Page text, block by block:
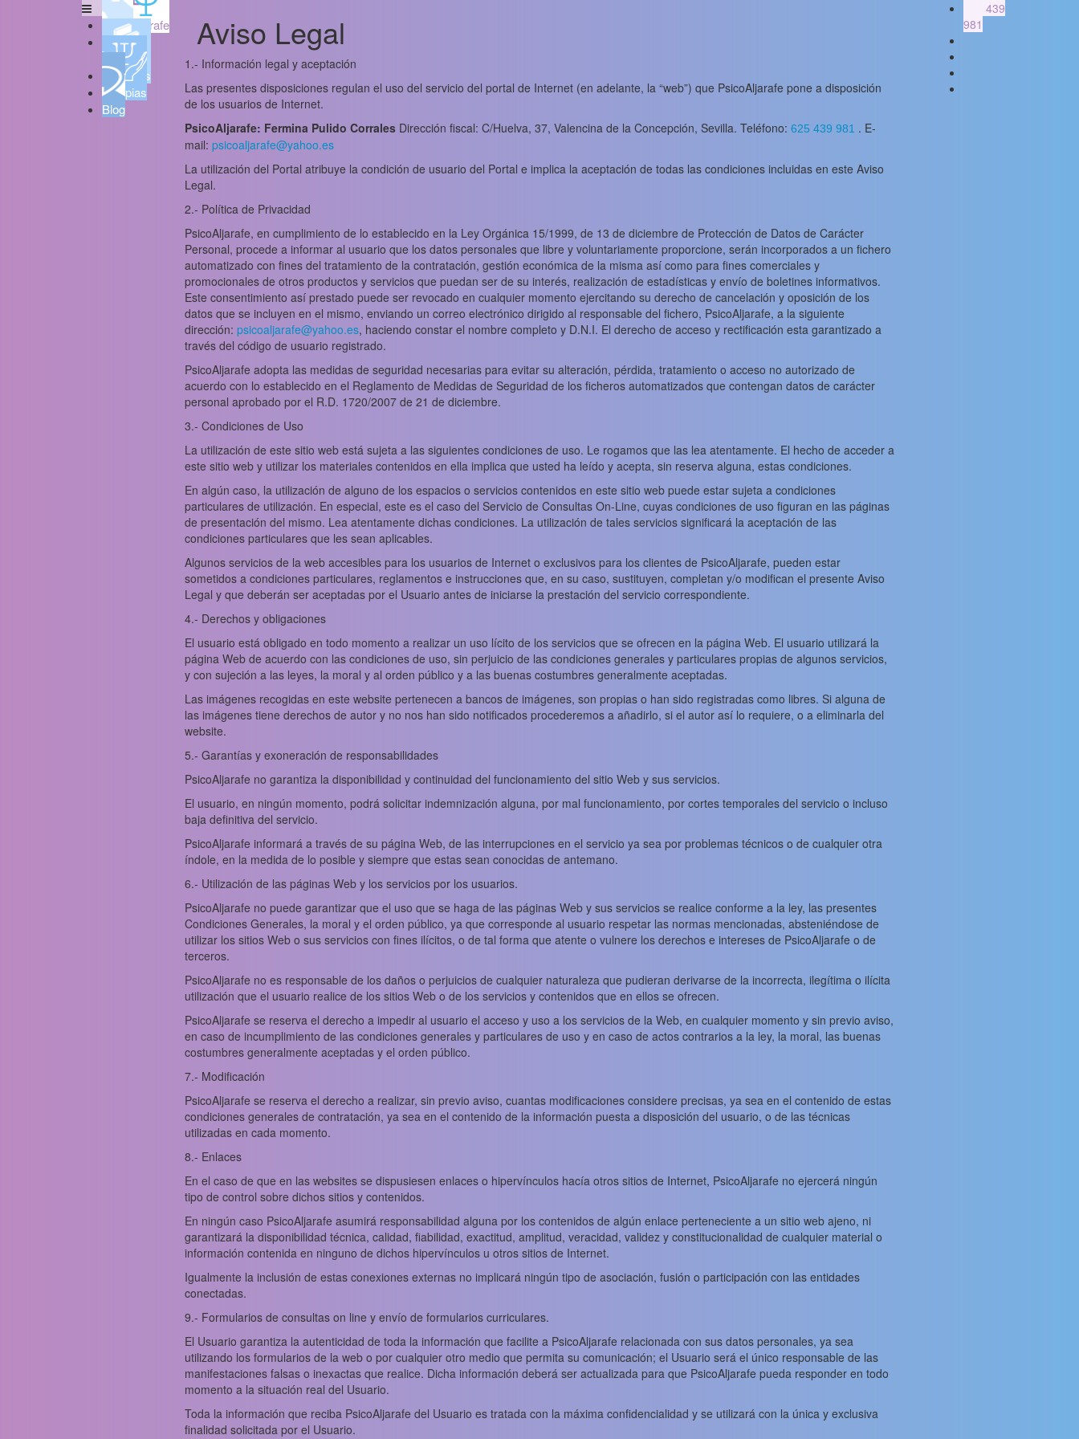
Psicoaljarafe
Quién
Servicios
Terapias
Blog
Aviso Legal
1.- Información legal y aceptación
Las presentes disposiciones regulan el uso del servicio del portal de Internet (en adelante, la “web”) que PsicoAljarafe pone a disposición
de los usuarios de Internet.
PsicoAljarafe: Fermina Pulido CorralesDirección fiscal: C/Huelva, 37, Valencina de la Concepción, Sevilla. Teléfono: 625 439 981 . E-
mail: psicoaljarafe@yahoo.es
La utilización del Portal atribuye la condición de usuario del Portal e implica la aceptación de todas las condiciones incluidas en este Aviso
Legal.
2.- Política de Privacidad
PsicoAljarafe, en cumplimiento de lo establecido en la Ley Orgánica 15/1999, de 13 de diciembre de Protección de Datos de Carácter
Personal, procede a informar al usuario que los datos personales que libre y voluntariamente proporcione, serán incorporados a un fichero
automatizado con fines del tratamiento de la contratación, gestión económica de la misma así como para fines comerciales y
promocionales de otros productos y servicios que puedan ser de su interés, realización de estadísticas y envío de boletines informativos.
Este consentimiento así prestado puede ser revocado en cualquier momento ejercitando su derecho de cancelación y oposición de los
datos que se incluyen en el mismo, enviando un correo electrónico dirigido al responsable del fichero, PsicoAljarafe, a la siguiente
dirección: psicoaljarafe@yahoo.es, haciendo constar el nombre completo y D.N.I. El derecho de acceso y rectificación esta garantizado a
través del código de usuario registrado.
PsicoAljarafe adopta las medidas de seguridad necesarias para evitar su alteración, pérdida, tratamiento o acceso no autorizado de
acuerdo con lo establecido en el Reglamento de Medidas de Seguridad de los ficheros automatizados que contengan datos de carácter
personal aprobado por el R.D. 1720/2007 de 21 de diciembre.
3.- Condiciones de Uso
La utilización de este sitio web está sujeta a las siguientes condiciones de uso. Le rogamos que las lea atentamente. El hecho de acceder a
este sitio web y utilizar los materiales contenidos en ella implica que usted ha leído y acepta, sin reserva alguna, estas condiciones.
En algún caso, la utilización de alguno de los espacios o servicios contenidos en este sitio web puede estar sujeta a condiciones
particulares de utilización. En especial, este es el caso del Servicio de Consultas On-Line, cuyas condiciones de uso figuran en las páginas
de presentación del mismo. Lea atentamente dichas condiciones. La utilización de tales servicios significará la aceptación de las
condiciones particulares que les sean aplicables.
Algunos servicios de la web accesibles para los usuarios de Internet o exclusivos para los clientes de PsicoAljarafe, pueden estar
sometidos a condiciones particulares, reglamentos e instrucciones que, en su caso, sustituyen, completan y/o modifican el presente Aviso
Legal y que deberán ser aceptadas por el Usuario antes de iniciarse la prestación del servicio correspondiente.
4.- Derechos y obligaciones
El usuario está obligado en todo momento a realizar un uso lícito de los servicios que se ofrecen en la página Web. El usuario utilizará la
página Web de acuerdo con las condiciones de uso, sin perjuicio de las condiciones generales y particulares propias de algunos servicios,
y con sujeción a las leyes, la moral y al orden público y a las buenas costumbres generalmente aceptadas.
Las imágenes recogidas en este website pertenecen a bancos de imágenes, son propias o han sido registradas como libres. Si alguna de
las imágenes tiene derechos de autor y no nos han sido notificados procederemos a añadirlo, si el autor así lo requiere, o a eliminarla del
website.
5.- Garantías y exoneración de responsabilidades
PsicoAljarafe no garantiza la disponibilidad y continuidad del funcionamiento del sitio Web y sus servicios.
El usuario, en ningún momento, podrá solicitar indemnización alguna, por mal funcionamiento, por cortes temporales del servicio o incluso
baja definitiva del servicio.
PsicoAljarafe informará a través de su página Web, de las interrupciones en el servicio ya sea por problemas técnicos o de cualquier otra
índole, en la medida de lo posible y siempre que estas sean conocidas de antemano.
6.- Utilización de las páginas Web y los servicios por los usuarios.
PsicoAljarafe no puede garantizar que el uso que se haga de las páginas Web y sus servicios se realice conforme a la ley, las presentes
Condiciones Generales, la moral y el orden público, ya que corresponde al usuario respetar las normas mencionadas, absteniéndose de
utilizar los sitios Web o sus servicios con fines ilícitos, o de tal forma que atente o vulnere los derechos e intereses de PsicoAljarafe o de
terceros.
PsicoAljarafe no es responsable de los daños o perjuicios de cualquier naturaleza que pudieran derivarse de la incorrecta, ilegítima o ilícita
utilización que el usuario realice de los sitios Web o de los servicios y contenidos que en ellos se ofrecen.
PsicoAljarafe se reserva el derecho a impedir al usuario el acceso y uso a los servicios de la Web, en cualquier momento y sin previo aviso,
en caso de incumplimiento de las condiciones generales y particulares de uso y en caso de actos contrarios a la ley, la moral, las buenas
costumbres generalmente aceptadas y el orden público.
7.- Modificación
PsicoAljarafe se reserva el derecho a realizar, sin previo aviso, cuantas modificaciones considere precisas, ya sea en el contenido de estas
condiciones generales de contratación, ya sea en el contenido de la información puesta a disposición del usuario, o de las técnicas
utilizadas en cada momento.
8.- Enlaces
En el caso de que en las websites se dispusiesen enlaces o hipervínculos hacía otros sitios de Internet, PsicoAljarafe no ejercerá ningún
tipo de control sobre dichos sitios y contenidos.
En ningún caso PsicoAljarafe asumirá responsabilidad alguna por los contenidos de algún enlace perteneciente a un sitio web ajeno, ni
garantizará la disponibilidad técnica, calidad, fiabilidad, exactitud, amplitud, veracidad, validez y constitucionalidad de cualquier material o
información contenida en ninguno de dichos hipervínculos u otros sitios de Internet.
Igualmente la inclusión de estas conexiones externas no implicará ningún tipo de asociación, fusión o participación con las entidades
conectadas.
9.- Formularios de consultas on line y envío de formularios curriculares.
El Usuario garantiza la autenticidad de toda la información que facilite a PsicoAljarafe relacionada con sus datos personales, ya sea
utilizando los formularios de la web o por cualquier otro medio que permita su comunicación; el Usuario será el único responsable de las
manifestaciones falsas o inexactas que realice. Dicha información deberá ser actualizada para que PsicoAljarafe pueda responder en todo
momento a la situación real del Usuario.
Toda la información que reciba PsicoAljarafe del Usuario es tratada con la máxima confidencialidad y se utilizará con la única y exclusiva
finalidad solicitada por el Usuario.
625 439
981